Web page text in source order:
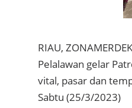
RIAU,
Pelalawan gelar
vital, pasar dan
Sabtu (25/3/2023)